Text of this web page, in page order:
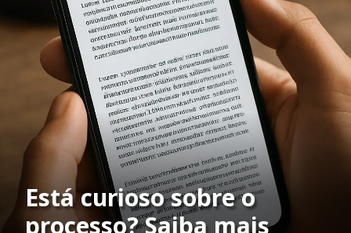
Está curioso sobre o
processo? Saiba mais